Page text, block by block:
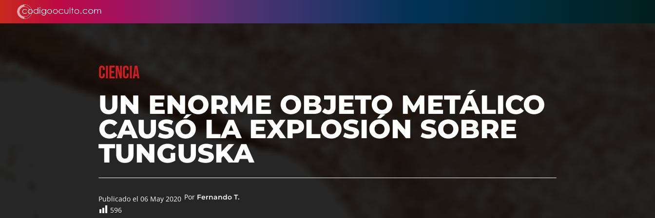
CIENCIA
UN ENORME OBJETO METÁLICO
CAUSÓ LA EXPLOSIÓN SOBRE
TUNGUSKA
Publicado el 06 May 2020 Por Fernando T.
596